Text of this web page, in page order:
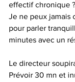
effectif chronique ?
Je ne peux jamais
pour parler
minutes avec un
Le directeur
Prévoir 30 mn et